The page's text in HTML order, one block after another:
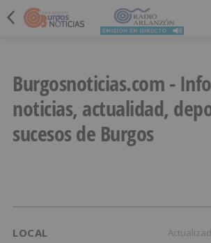
Burgosnoticias.com -
noticias, actualidad,
sucesos de Burgos
LOCAL